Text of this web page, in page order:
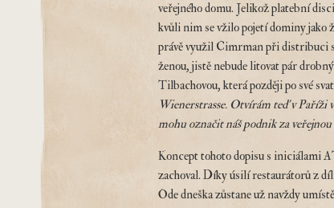
veřejného domu. Jelikož platební
kvůli nim se vžilo pojetí dominy jako
právě využil Cimrman při distribuci
ženou, jistě nebude litovat pár
Tilbachovou, která později po své
Wienerstrasse. Otvírám teď v Paříži
mohu označit náš podnik za
Koncept tohoto dopisu s iniciálami
zachoval. Díky úsilí restaurátorů z
Ode dneška zůstane už navždy